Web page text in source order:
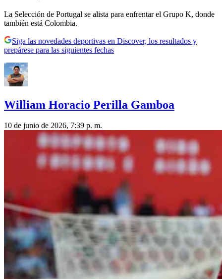
La Selección de Portugal se alista para enfrentar el Grupo K, donde
también está Colombia.
Siga las novedades deportivas en Discover, los resultados y
prepárese para las siguientes fechas
William Horacio Perilla Gamboa
10 de junio de 2026, 7:39 p. m.